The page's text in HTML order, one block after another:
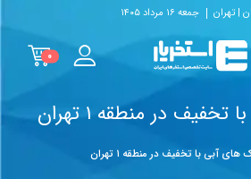
| تهران جمعه ۱۶ مرداد ۱۴۰۵
۰
در منطقه ۱ تهران
های آبی با تخفیف در منطقه ۱ تهران